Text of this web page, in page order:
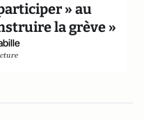
» au
la grève »